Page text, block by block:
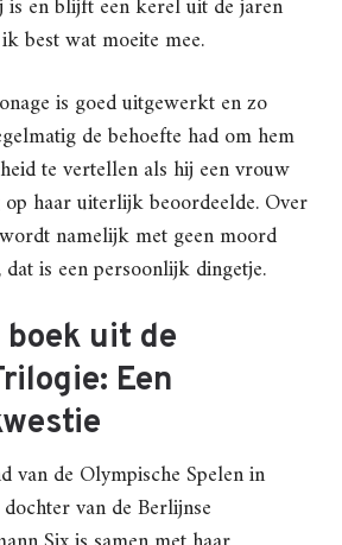
is en blijft een kerel uit de jaren
best wat moeite mee.
is goed uitgewerkt en zo
de behoefte had om hem
te vertellen als hij een vrouw
haar uiterlijk beoordeelde. Over
namelijk met geen moord
is een persoonlijk dingetje.
uit de
Een
van de Olympische Spelen in
van de Berlijnse